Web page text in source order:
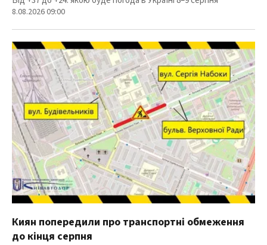
8.08.2026 09:00
Киян попередили про транспортні обмеження
до кінця серпня